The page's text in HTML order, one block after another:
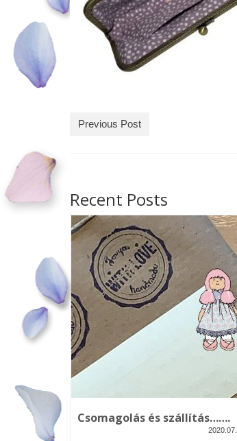
Previous Post
Recent Posts
– Üdv Csomagolás és szállítás…….